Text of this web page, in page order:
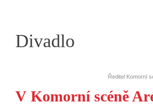
Divadlo
V Komorní scéně
Ředitel Komorní